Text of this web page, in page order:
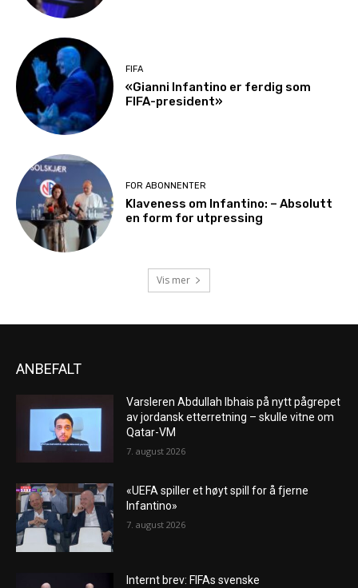
FIFA
«Gianni Infantino er ferdig som
FIFA-president»
FOR ABONNENTER
Klaveness om Infantino: – Absolutt
en form for utpressing
Vis mer
ANBEFALT
Varsleren Abdullah Ibhais på nytt pågrepet
av jordansk etterretning – skulle vitne om
Qatar-VM
7. august 2026
«UEFA spiller et høyt spill for å fjerne
Infantino»
7. august 2026
Internt brev: FIFAs svenske